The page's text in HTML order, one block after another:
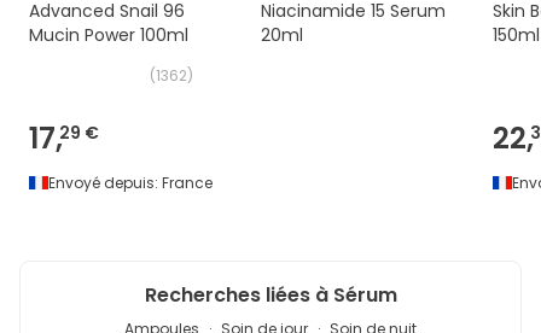
Advanced Snail 96
Mucin Power 100ml
(1362)
17,29 €
Envoyé depuis: France
Niacinamide 15 Serum
20ml
Skin
150ml
22,
Recherches liées à Sérum
Ampoules Soin de jour Soin de nuit